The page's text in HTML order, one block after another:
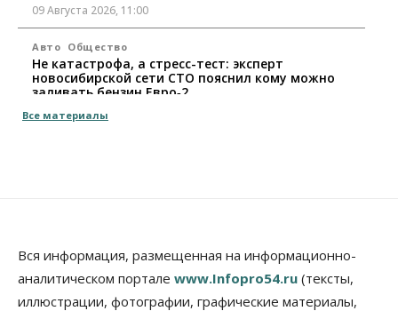
09 Августа 2026, 11:00
Авто Общество
Не катастрофа, а стресс-тест: эксперт
новосибирской сети СТО пояснил кому можно
заливать бензин Евро‑2
09 Августа 2026, 10:00
Спрос на машино-места в
Новосибирской области вырос в полтора раза
08 Августа 2026, 18:00
Все материалы
Вся информация, размещенная на информационно-
аналитическом портале www.Infopro54.ru (тексты,
иллюстрации, фотографии, графические материалы,